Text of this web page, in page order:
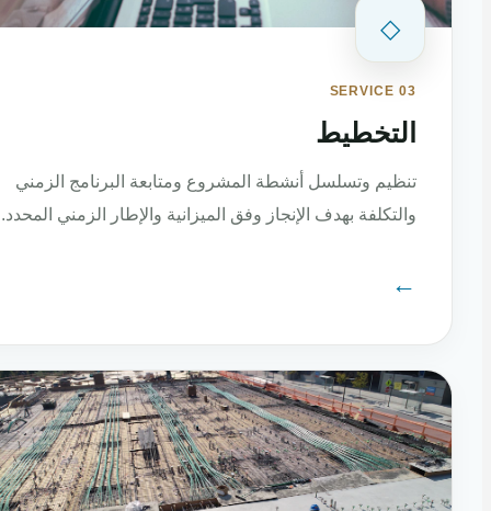
◇
SERVICE 03
التخطيط
تنظيم وتسلسل أنشطة المشروع ومتابعة البرنامج الزمني
والتكلفة بهدف الإنجاز وفق الميزانية والإطار الزمني المحدد.